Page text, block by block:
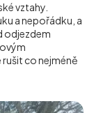
vztahy.
a nepořádku, a
odjezdem
co nejméně